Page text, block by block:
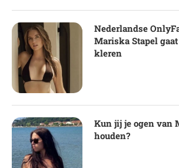
Nederlandse
Mariska Stapel
kleren
Kun jij je ogen van
houden?